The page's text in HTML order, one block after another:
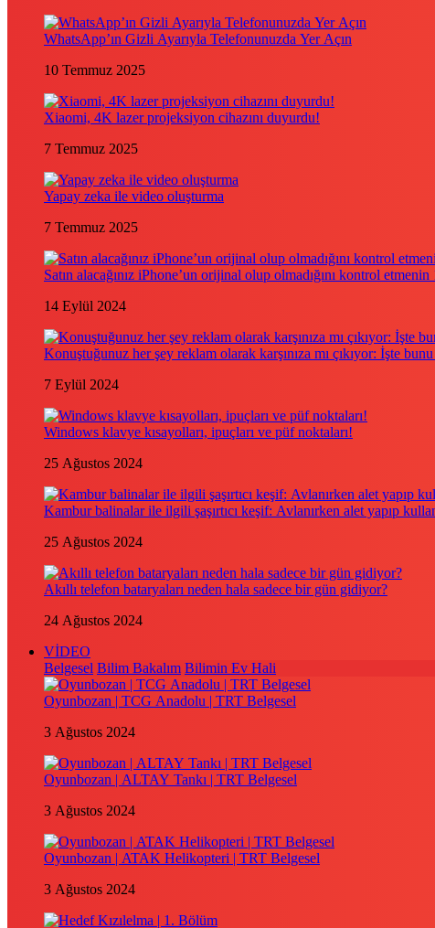
WhatsApp’ın Gizli Ayarıyla Telefonunuzda Yer Açın
10 Temmuz 2025
Xiaomi, 4K lazer projeksiyon cihazını duyurdu!
7 Temmuz 2025
Yapay zeka ile video oluşturma
7 Temmuz 2025
Satın alacağınız iPhone’un orijinal olup olmadığını kontrol
14 Eylül 2024
Konuştuğunuz her şey reklam olarak karşınıza mı çıkıyor: İşte
7 Eylül 2024
Windows klavye kısayolları, ipuçları ve püf noktaları!
25 Ağustos 2024
Kambur balinalar ile ilgili şaşırtıcı keşif: Avlanırken alet yapıp
25 Ağustos 2024
Akıllı telefon bataryaları neden hala sadece bir gün gidiyor?
24 Ağustos 2024
VİDEO
Belgesel Bilim Bakalım Bilimin Ev Hali
Oyunbozan | TCG Anadolu | TRT Belgesel
3 Ağustos 2024
Oyunbozan | ALTAY Tankı | TRT Belgesel
3 Ağustos 2024
Oyunbozan | ATAK Helikopteri | TRT Belgesel
3 Ağustos 2024